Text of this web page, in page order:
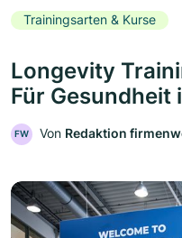
Trainingsarten & Kurse
Longevity
Für Gesundheit
FW Von Redaktion